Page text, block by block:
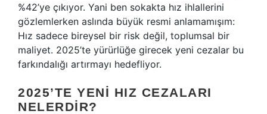
%42’ye çıkıyor. Yani ben sokakta hız ihlallerini
gözlemlerken aslında büyük resmi anlamamışım:
Hız sadece bireysel bir risk değil, toplumsal bir
maliyet. 2025’te yürürlüğe girecek yeni cezalar bu
farkındalığı artırmayı hedefliyor.
2025’TE YENI HIZ CEZALARI
NELERDIR?